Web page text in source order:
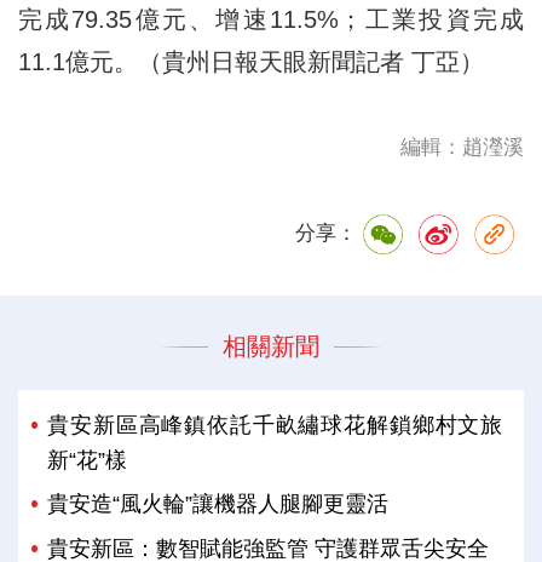
完成79.35億元、增速11.5%；工業投資完成
11.1億元。（貴州日報天眼新聞記者 丁亞）
編輯：趙瀅溪
分享：
相關新聞
貴安新區高峰鎮依託千畝繡球花解鎖鄉村文旅
新“花”樣
貴安造“風火輪”讓機器人腿腳更靈活
貴安新區：數智賦能強監管 守護群眾舌尖安全